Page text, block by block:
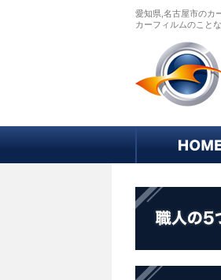
愛知県,名古屋市のカ
カーフィルムのこと